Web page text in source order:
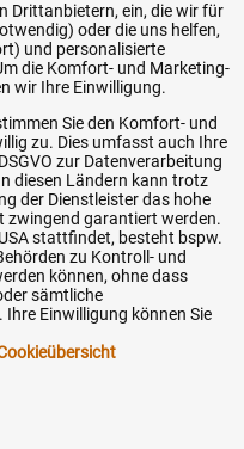
Tag
Drittanbietern, ein, die wir für
oder die uns helfen,
und personalisierte
die Komfort- und Marketing-
wir Ihre Einwilligung.
Sie den Komfort- und
zu. Dies umfasst auch Ihre
zur Datenverarbeitung
diesen Ländern kann trotz
der Dienstleister das hohe
zwingend garantiert werden.
stattfindet, besteht bspw.
zu Kontroll- und
können, ohne dass
sämtliche
Einwilligung können Sie